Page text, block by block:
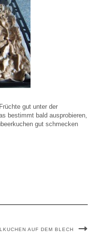
gut unter der
bestimmt bald ausprobieren,
gut schmecken
AUF DEM BLECH